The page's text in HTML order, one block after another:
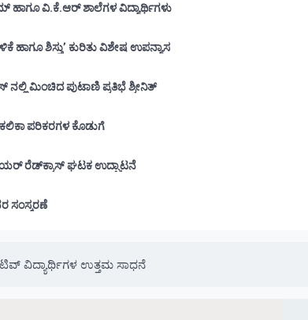
ಮೆರೆದ ಎಚ್ಎಮ್ಎಮ್ ಹಾಗೂ ವಿ.ಕೆ.ಆರ್ ಶಾಲೆಗಳ ವಿದ್ಯಾರ್ಥಿಗಳು
ಹಾಗೂ ಶಿಸ್ತು’ ಕುರಿತು ವಿಶೇಷ ಉಪನ್ಯಾಸ
ಮಿಂಚಿದ ಪುಟಾಣಿ ಪ್ರತಿಭೆ ಶ್ರೀನಿತ್
ಪರಿಕರಗಳ ಕೊಡುಗೆ
ರೆಡ್‌ಕ್ರಾಸ್‌ ಘಟಕ ಉದ್ಘಾಟನೆ
ಸಂಸ್ಮರಣೆ
ವಿದ್ಯಾರ್ಥಿಗಳ ಉತ್ತಮ ಸಾಧನೆ